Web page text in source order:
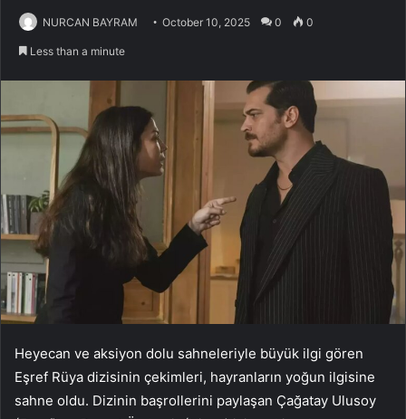
NURCAN BAYRAM October 10, 2025 0 0
Less than a minute
Heyecan ve aksiyon dolu sahneleriyle büyük ilgi gören
Eşref Rüya dizisinin çekimleri, hayranların yoğun ilgisine
sahne oldu. Dizinin başrollerini paylaşan Çağatay Ulusoy